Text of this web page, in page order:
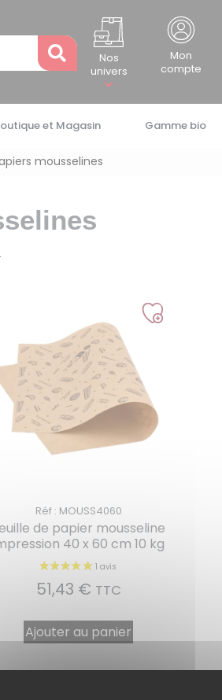
Rechercher
Nos
univers
Mon
compte
et Magasin Gamme bio
mousselines
Réf : MOUSS4060
de papier mousseline
40 x 60 cm 10 kg
51,43 € TTC
Ajouter au panier